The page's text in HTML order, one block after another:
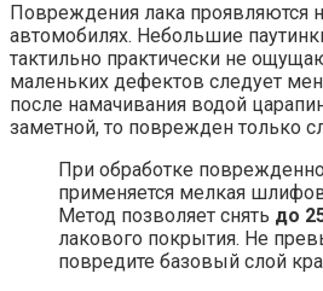
Повреждения лака проявляются
автомобилях. Небольшие
тактильно практически не
маленьких дефектов следует
после намачивания водой
заметной, то поврежден только
При обработке
применяется мелкая
Метод позволяет снять до
лакового покрытия. Не
повредите базовый слой